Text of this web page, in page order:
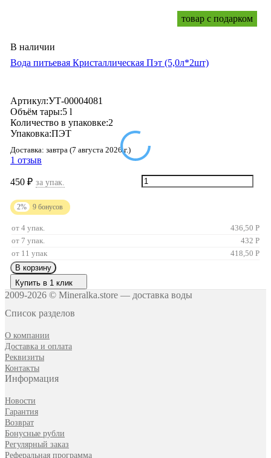
товар с подарком
В наличии
Вода питьевая Кристаллическая Пэт (5,0л*2шт)
Артикул:УТ-00004081
Объём тары:5 l
Количество в упаковке:2
Упаковка:ПЭТ
Доставка: завтра (7 августа 2026 г.)
1 отзыв
450 ₽ за упак.
2% 9 бонусов
от 4 упак. 436,50 Р
от 7 упак.
432 Р
от 11 упак
418,50 Р
В корзину
Купить в 1 клик
2009-2026 © Mineralka.store — доставка воды
Список разделов
О компании
Доставка и оплата
Реквизиты
Контакты
Информация
Новости
Гарантия
Возврат
Бонусные рубли
Регулярный заказ
Реферальная программа